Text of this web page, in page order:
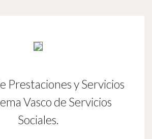
Prestaciones y Servicios
Vasco de Servicios
Sociales.